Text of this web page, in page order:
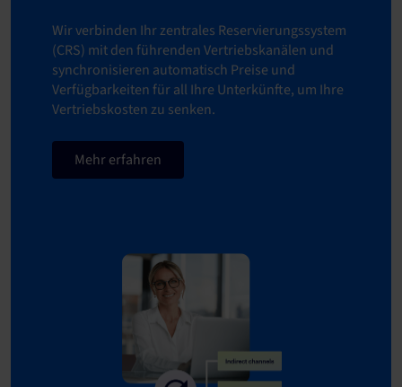
Wir verbinden Ihr zentrales Reservierungssystem
(CRS) mit den führenden Vertriebskanälen und
synchronisieren automatisch Preise und
Verfügbarkeiten für all Ihre Unterkünfte, um Ihre
Vertriebskosten zu senken.
Mehr erfahren